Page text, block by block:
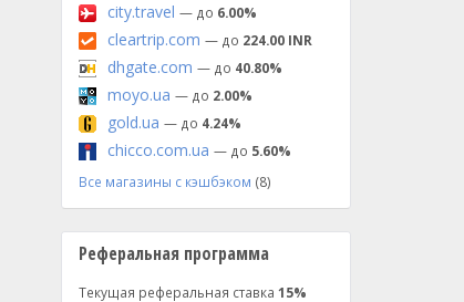
city.travel — до 6.00%
cleartrip.com — до 224.00 INR
dhgate.com — до 40.80%
moyo.ua — до 2.00%
gold.ua — до 4.24%
chicco.com.ua — до 5.60%
Все магазины с кэшбэком (8)
Реферальная программа
Текущая реферальная ставка 15%